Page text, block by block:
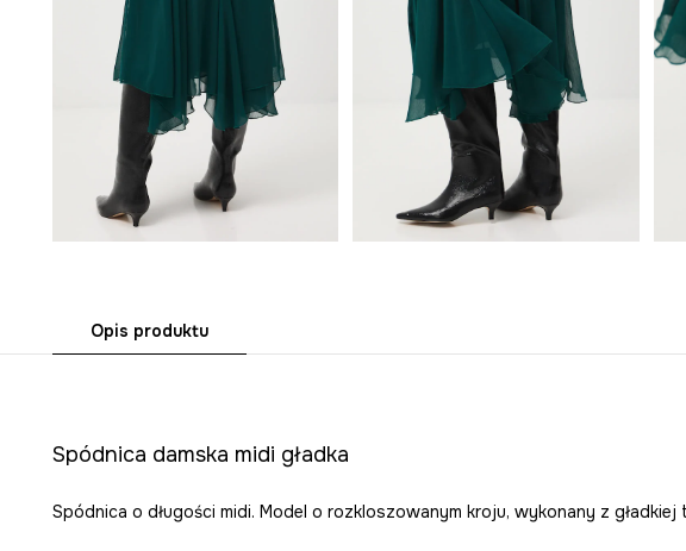
Opis produktu
Spódnica damska midi gładka
Spódnica o długości midi. Model o rozkloszowanym kroju, wykonany z gładkiej